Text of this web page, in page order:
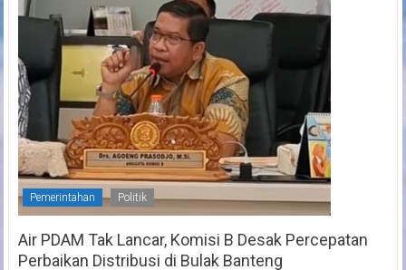
Pemerintahan Politik
Air PDAM Tak Lancar, Komisi B Desak Percepatan
Perbaikan Distribusi di Bulak Banteng